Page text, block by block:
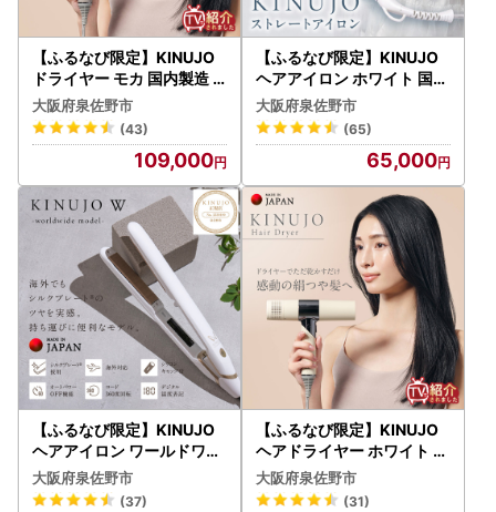
【ふるなび限定】KINUJO
ドライヤー モカ 国内製造 F
N-Limited-PR
大阪府泉佐野市
(43)
109,000
【ふるなび限定】KINUJO
ヘアアイロン ホワイト 国内
製造 FN-Limited-PR
大阪府泉佐野市
(65)
65,000
【ふるなび限定】KINUJO
ヘアアイロン ワールドワイ
ドモデル ホワイト 国内製造
FN-Limited-PR
大阪府泉佐野市
(37)
【ふるなび限定】KINUJO
ヘアドライヤー ホワイト 国
内製造 FN-Limited-PR
大阪府泉佐野市
(31)